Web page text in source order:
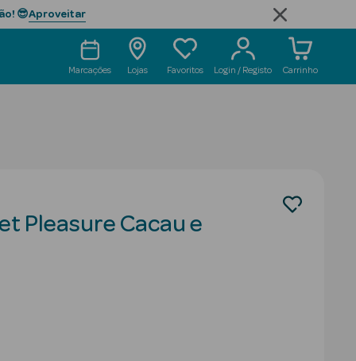
😎Aproveitar
Marcações Lojas Favoritos Login / Registo Carrinho
Pleasure Cacau e
from